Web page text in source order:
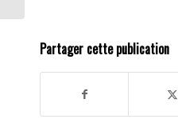
Partager cette publication